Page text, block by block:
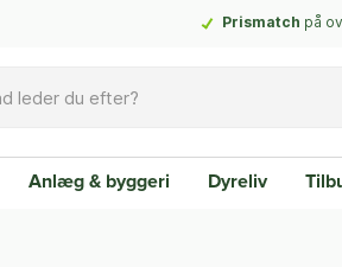
Prismatch på
Anlæg & byggeri Dyreliv